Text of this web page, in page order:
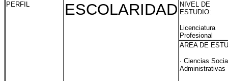
PERFIL ESCOLARIDAD NIVEL DE
ESTUDIO:
Profesional
AREA DE
· Ciencias
Administrativas